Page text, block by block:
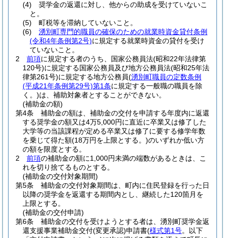
(4)
奨学金の返還に対し、他からの助成を受けていないこ
と。
(5)
町税等を滞納していないこと。
(6)
湧別町専門的職員の確保のための就業時資金貸付条例
(令和4年条例第2号)に規定する就業時資金の貸付を受け
ていないこと。
2
前項に規定する者のうち、国家公務員法(昭和22年法律第
120号)に規定する国家公務員及び地方公務員法(昭和25年法
律第261号)に規定する地方公務員(湧別町職員の定数条例
(平成21年条例第29号)第1条に規定する一般職の職員を除
く。)は、補助対象者とすることができない。
(補助金の額)
第4条
補助金の額は、補助金の交付を申請する年度内に返還
する奨学金の額又は4万5,000円に直近に卒業又は修了した
大学等の当該課程が定める卒業又は修了に要する修学年数
を乗じて得た額(18万円を上限とする。)のいずれか低い方
の額を限度とする。
2
前項の補助金の額に1,000円未満の端数があるときは、こ
れを切り捨てるものとする。
(補助金の交付対象期間)
第5条
補助金の交付対象期間は、町内に住民登録を行った日
以降の奨学金を返還する期間内とし、継続した120箇月を
上限とする。
(補助金の交付申請)
第6条
補助金の交付を受けようとする者は、湧別町奨学金返
還支援事業補助金交付(変更承認)申請書(様式第1号。以下